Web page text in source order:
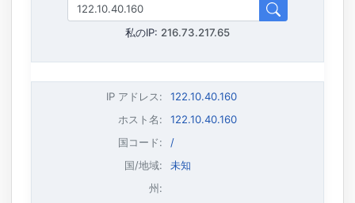
私のIP: 216.73.217.65
IP アドレス:
122.10.40.160
ホスト名:
122.10.40.160
国コード:
/
国/地域:
未知
州: